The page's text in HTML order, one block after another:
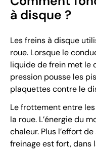
à disque ?
Les freins à disque
roue. Lorsque le
liquide de frein met le
pression pousse les
plaquettes contre le
Le frottement entre
la roue. L’énergie du
chaleur. Plus l’effort
freinage est fort, dans